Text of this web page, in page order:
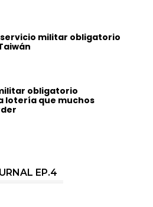
servicio militar obligatorio
obligatorio
lotería que muchos
EP.4